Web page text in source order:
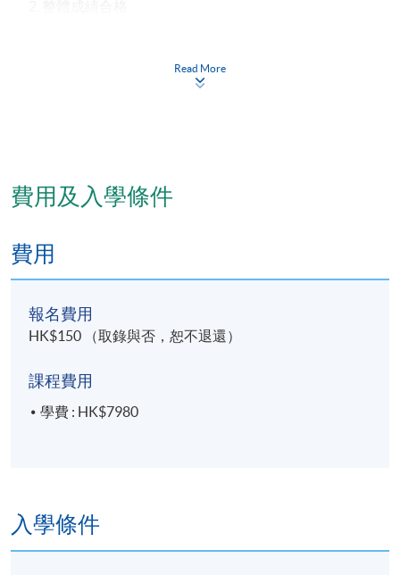
2390-HS199A
逢周三，6:45pm - 9:45pm
修業期
地點
香港大學專業進修學院教學中心 (銅鑼灣/炮台山/北
Read More
費用及入學條件
費用
報名費用
HK$150 （取錄與否，恕不退還）
課程費用
學費 : HK$7980
入學條件